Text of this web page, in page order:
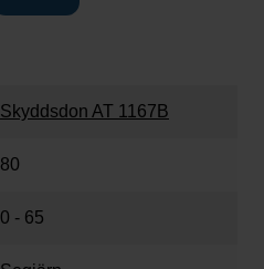
Skyddsdon AT 1167B
80
0 - 65